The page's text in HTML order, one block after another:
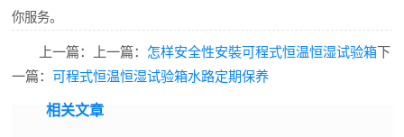
你服务。
上一篇：上一篇： 怎样安全性安裝可程式恒温恒湿试验箱下
一篇：可程式恒温恒湿试验箱水路定期保养
相关文章